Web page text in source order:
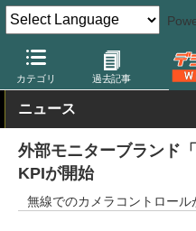
カテゴリ 過去記事
デジカメ Watch 撮影用品
ニュース
外部モニターブランド
KPIが開始
無線でのカメラコントロール